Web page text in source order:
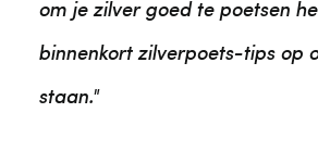
om je zilver goed te poetsen
binnenkort zilverpoets-tips op
staan."